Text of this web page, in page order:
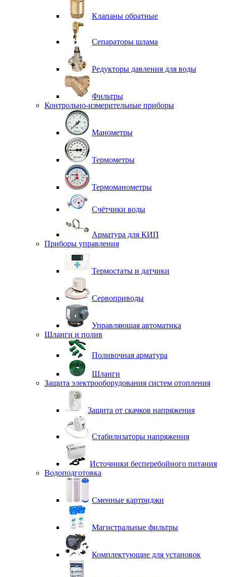
Клапаны обратные
Сепараторы шлама
Редукторы давления для воды
Фильтры
Контрольно-измерительные приборы
Манометры
Термометры
Термоманометры
Счётчики воды
Арматура для КИП
Приборы управления
Термостаты и датчики
Сервоприводы
Управляющая автоматика
Шланги и полив
Поливочная арматура
Шланги
Защита электрооборудования систем отопления
Защита от скачков напряжения
Стабилизаторы напряжения
Источники бесперебойного питания
Водоподготовка
Сменные картриджи
Магистральные фильтры
Комплектующие для установок